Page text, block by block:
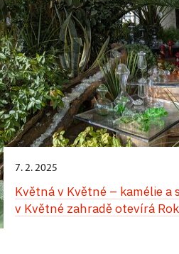
7. 2. 2025
Květná v Květné – kamélie a
v Květné zahradě otevírá